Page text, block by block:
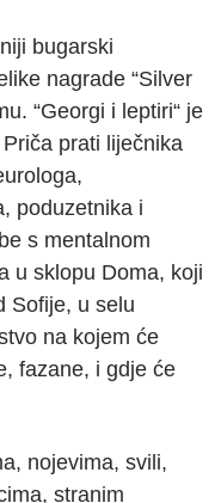
bugarski
nagrade “Silver
“Georgi i leptiri“ je
prati liječnika
poduzetnika i
s mentalnom
u sklopu Doma, koji
Sofije, u selu
na kojem će
fazane, i gdje će
nojevima, svili,
stranim